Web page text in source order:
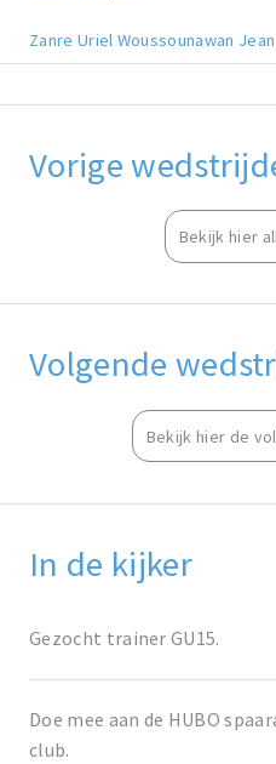
Zanre Uriel Woussounawan Jean
Vorige
Bekijk hier
Volgende
Bekijk hier de
In de kijker
Gezocht trainer GU15.
Doe mee aan de HUBO
club.